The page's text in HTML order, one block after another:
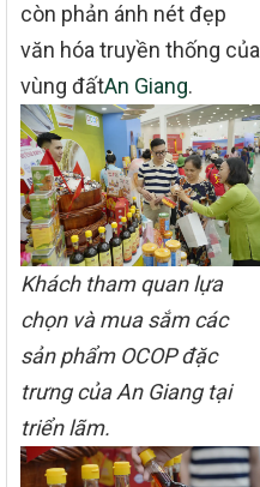
còn phản ánh nét đẹp
văn hóa truyền thống của
vùng đấtAn Giang.
Khách tham quan lựa
chọn và mua sắm các
sản phẩm OCOP đặc
trưng của An Giang tại
triển lãm.